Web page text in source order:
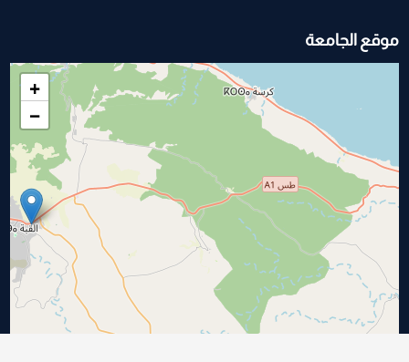
موقع الجامعة
+
−